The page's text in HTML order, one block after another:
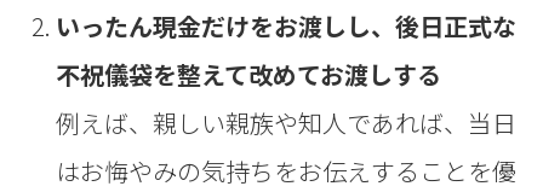
いったん現金だけをお渡しし、後日正式な
不祝儀袋を整えて改めてお渡しする
例えば、親しい親族や知人であれば、当日
はお悔やみの気持ちをお伝えすることを優